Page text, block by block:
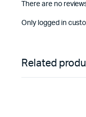
There are no
Only logged in
Related